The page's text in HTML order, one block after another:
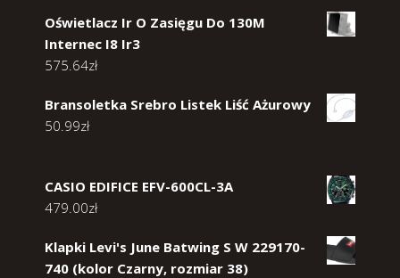
Oświetlacz Ir O Zasięgu Do 130M
Internec I8 Ir3
575.64zł
Bransoletka Srebro Listek Liść Ażurowy
50.99zł
CASIO EDIFICE EFV-600CL-3A
479.00zł
Klapki Levi's June Batwing S W 229170-
740 (kolor Czarny, rozmiar 38)